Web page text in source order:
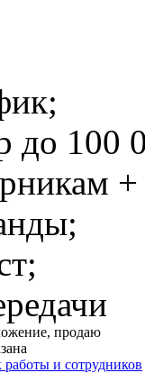
до 100
продаю
и сотрудников